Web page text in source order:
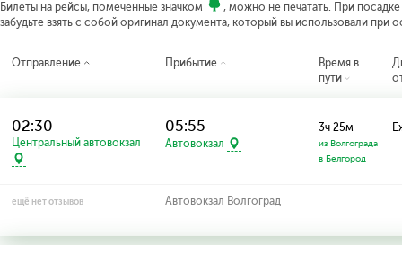
Билеты на рейсы, помеченные значком
, можно не печатать. При
забудьте взять с собой оригинал документа, который вы использовали при
Отправление Прибытие
Время в
пути
02:30
Центральный автовокзал
05:55
Автовокзал
3ч 25м
из Волгограда
в Белгород
ещё нет отзывов Автовокзал Волгоград